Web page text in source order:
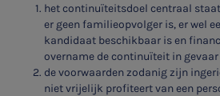
het continuïteitsdoel centraal
er geen familieopvolger is, er wel
kandidaat beschikbaar is en
overname de continuïteit in gevaar
de voorwaarden zodanig zijn
niet vrijelijk profiteert van een